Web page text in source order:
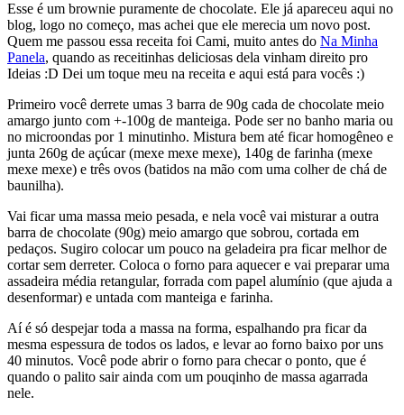
Esse é um brownie puramente de chocolate. Ele já apareceu aqui no
blog, logo no começo, mas achei que ele merecia um novo post.
Quem me passou essa receita foi Cami, muito antes do Na Minha
Panela, quando as receitinhas deliciosas dela vinham direito pro
Ideias :D Dei um toque meu na receita e aqui está para vocês :)
Primeiro você derrete umas 3 barra de 90g cada de chocolate meio
amargo junto com +-100g de manteiga. Pode ser no banho maria ou
no microondas por 1 minutinho. Mistura bem até ficar homogêneo e
junta 260g de açúcar (mexe mexe mexe), 140g de farinha (mexe
mexe mexe) e três ovos (batidos na mão com uma colher de chá de
baunilha).
Vai ficar uma massa meio pesada, e nela você vai misturar a outra
barra de chocolate (90g) meio amargo que sobrou, cortada em
pedaços. Sugiro colocar um pouco na geladeira pra ficar melhor de
cortar sem derreter. Coloca o forno para aquecer e vai preparar uma
assadeira média retangular, forrada com papel alumínio (que ajuda a
desenformar) e untada com manteiga e farinha.
Aí é só despejar toda a massa na forma, espalhando pra ficar da
mesma espessura de todos os lados, e levar ao forno baixo por uns
40 minutos. Você pode abrir o forno para checar o ponto, que é
quando o palito sair ainda com um pouqinho de massa agarrada
nele.